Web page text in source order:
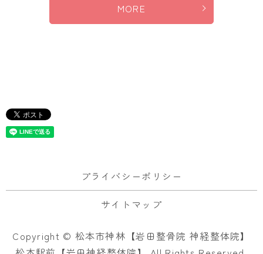
MORE
プライバシーポリシー
サイトマップ
Copyright © 松本市神林【岩田整骨院 神経整体院】